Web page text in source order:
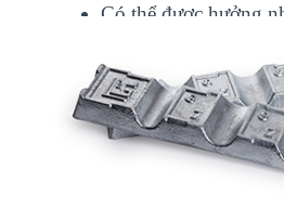
Có thể được hưởng